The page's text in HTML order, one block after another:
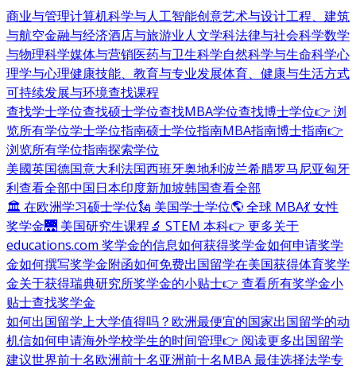
商业与管理计算机科学与人工智能创意艺术与设计工程、建筑
与航空金融与经济酒店与旅游业人文学科法律与社会科学数学
与物理科学媒体与营销医药与卫生科学自然科学与生命科学心
理学与心理健康技能、教育与专业发展体育、健康与生活方式
可持续发展与环境查找课程
查找学士学位查找硕士学位查找MBA学位查找博士学位👉 浏
览所有学位学士学位指南硕士学位指南MBA指南博士指南👉
浏览所有学位指南探索学位
美國英国德国意大利法国西班牙奥地利波兰希腊罗马尼亚匈牙
利查看全部中国日本印度新加坡韩国查看全部
🏛 在欧洲学习硕士学位🗽 美国学士学位🌎 全球 MBA💃 女性
奖学金🌉 美国研究生课程🔬 STEM 本科👉 更多关于
educations.com 奖学金的信息如何获得奖学金如何申请奖学
金如何撰写奖学金附函如何免费出国留学在美国获得体育奖学
金关于获得瑞典研究所奖学金的小贴士👉 查看所有奖学金小
贴士查找奖学金
如何出国留学上大学值得吗？ 欧洲最便宜的国家出国留学的动
机信如何申请海外学校学生的时间管理👉 阅读更多出国留学
建议世界前十名欧洲前十名亚洲前十名MBA 最佳选择法学专